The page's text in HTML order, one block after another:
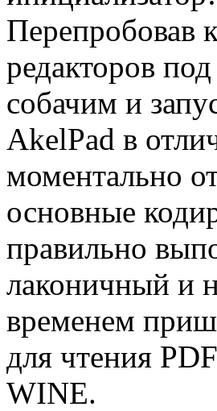
Перепробовав
редакторов
собачим и
AkelPad в
моментально
основные
правильно
лаконичный и
временем
для чтения
WINE.